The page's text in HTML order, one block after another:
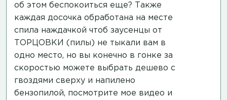
об этом беспокоиться еще? Также
каждая досочка обработана на месте
спила наждачкой чтоб заусенцы от
ТОРЦОВКИ (пилы) не тыкали вам в
одно место, но вы конечно в гонке за
скоростью можете выбрать дешево с
гвоздями сверху и напилено
бензопилой, посмотрите мое видео и